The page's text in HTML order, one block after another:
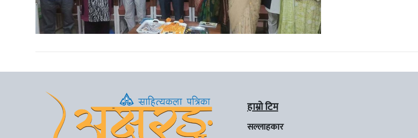
हाम्रो टिम
सल्लाहकार